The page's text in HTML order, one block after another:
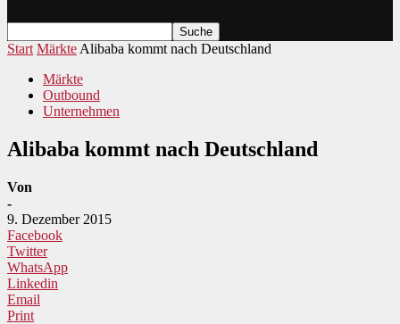
Start Märkte Alibaba kommt nach Deutschland
Märkte
Outbound
Unternehmen
Alibaba kommt nach Deutschland
Von
-
9. Dezember 2015
Facebook
Twitter
WhatsApp
Linkedin
Email
Print